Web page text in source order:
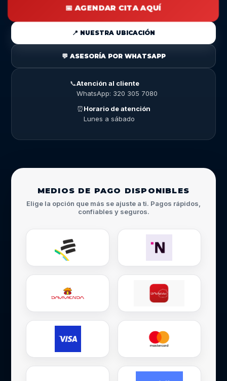
📅 AGENDAR CITA AQUÍ
📍 NUESTRA UBICACIÓN
💬 ASESORÍA POR WHATSAPP
📞Atención al cliente
WhatsApp: 320 305 7080
⏰Horario de atención
Lunes a sábado
MEDIOS DE PAGO DISPONIBLES
Elige la opción que más se ajuste a ti. Pagos rápidos,
confiables y seguros.